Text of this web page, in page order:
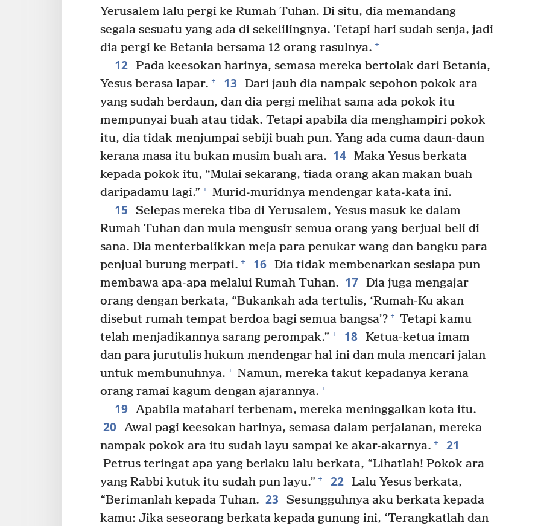
Yerusalem lalu pergi ke Rumah Tuhan. Di situ, dia memandang
segala sesuatu yang ada di sekelilingnya. Tetapi hari sudah senja, jadi
dia pergi ke Betania bersama 12 orang rasulnya. +
12 Pada keesokan harinya, semasa mereka bertolak dari Betania,
Yesus berasa lapar. + 13
Dari jauh dia nampak sepohon pokok ara
yang sudah berdaun, dan dia pergi melihat sama ada pokok itu
mempunyai buah atau tidak. Tetapi apabila dia menghampiri pokok
itu, dia tidak menjumpai sebiji buah pun. Yang ada cuma daun-daun
kerana masa itu bukan musim buah ara. 14 Maka Yesus berkata
kepada pokok itu, “Mulai sekarang, tiada orang akan makan buah
daripadamu lagi.” + Murid-muridnya mendengar kata-kata ini.
15
Selepas mereka tiba di Yerusalem, Yesus masuk ke dalam
Rumah Tuhan dan mula mengusir semua orang yang berjual beli di
sana. Dia menterbalikkan meja para penukar wang dan bangku para
penjual burung merpati. + 16 Dia tidak membenarkan sesiapa pun
membawa apa-apa melalui Rumah Tuhan. 17 Dia juga mengajar
orang dengan berkata, “Bukankah ada tertulis, ‘Rumah-Ku akan
disebut rumah tempat berdoa bagi semua bangsa’? + Tetapi kamu
telah menjadikannya sarang perompak.” + 18 Ketua-ketua imam
dan para jurutulis hukum mendengar hal ini dan mula mencari jalan
untuk membunuhnya. + Namun, mereka takut kepadanya kerana
orang ramai kagum dengan ajarannya. +
19 Apabila matahari terbenam, mereka meninggalkan kota itu.
20 Awal pagi keesokan harinya, semasa dalam perjalanan, mereka
nampak pokok ara itu sudah layu sampai ke akar-akarnya. + 21
Petrus teringat apa yang berlaku lalu berkata, “Lihatlah! Pokok ara
yang Rabbi kutuk itu sudah pun layu.” + 22 Lalu Yesus berkata,
“Berimanlah kepada Tuhan. 23
Sesungguhnya aku berkata kepada
kamu: Jika seseorang berkata kepada gunung ini, ‘Terangkatlah dan